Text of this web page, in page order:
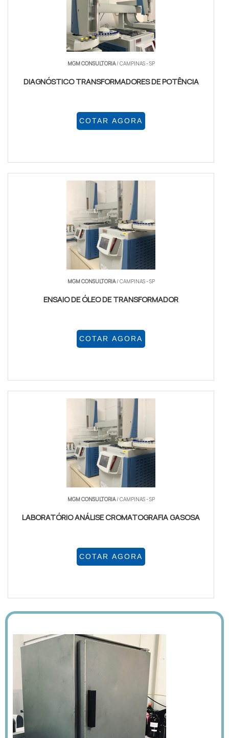
MGM CONSULTORIA/ CAMPINAS - SP
DIAGNÓSTICO TRANSFORMADORES DE POTÊNCIA
COTAR AGORA
MGM CONSULTORIA/ CAMPINAS - SP
ENSAIO DE ÓLEO DE TRANSFORMADOR
COTAR AGORA
MGM CONSULTORIA/ CAMPINAS - SP
LABORATÓRIO ANÁLISE CROMATOGRAFIA GASOSA
COTAR AGORA